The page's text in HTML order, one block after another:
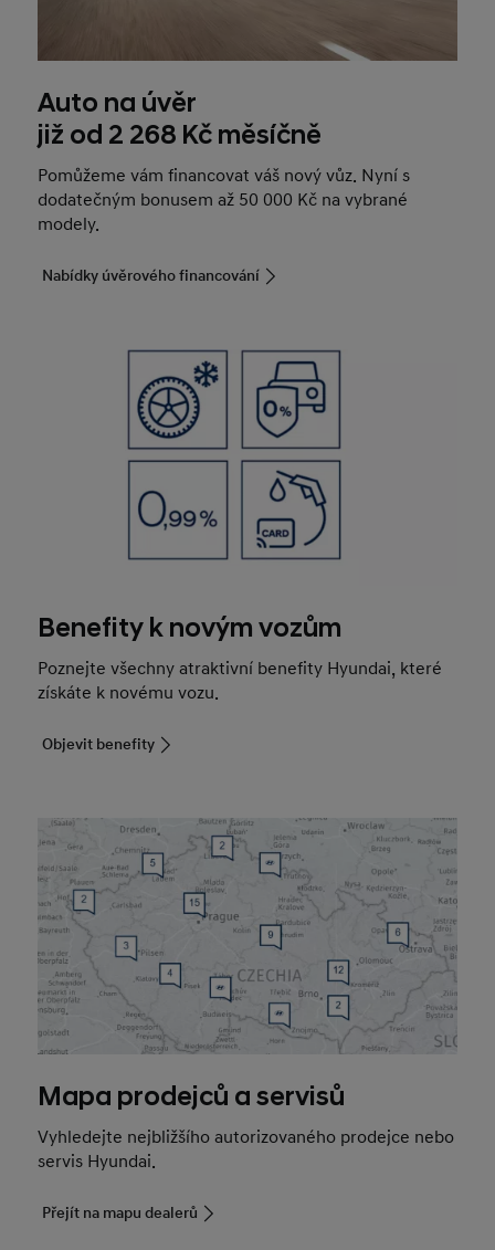
Auto na úvěr
již od 2 268 Kč měsíčně
Pomůžeme vám financovat váš nový vůz. Nyní s
dodatečným bonusem až 50 000 Kč na vybrané
modely.
Nabídky úvěrového financování
Benefity k novým vozům
Poznejte všechny atraktivní benefity Hyundai, které
získáte k novému vozu.
Objevit benefity
Mapa prodejců a servisů
Vyhledejte nejbližšího autorizovaného prodejce nebo
servis Hyundai.
Přejít na mapu dealerů